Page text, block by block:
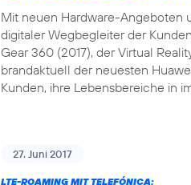
Mit neuen Hardware-Angeboten
digitaler Wegbegleiter der
Gear 360 (2017), der Virtual
brandaktuell der neuesten
Kunden, ihre Lebensbereiche in
27. Juni 2017
LTE-ROAMING MIT TELEFÓNICA: